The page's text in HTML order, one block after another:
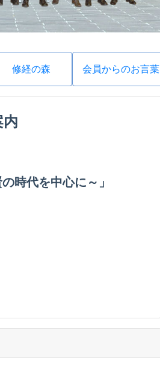
修経の森 会員からのお言葉
時代を中心に～」